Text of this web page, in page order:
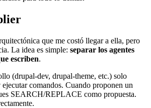
que me costó llegar a ella, pero
La idea es simple: separar los agentes
escriben.
(drupal-dev, drupal-theme, etc.) solo
comandos. Cuando proponen un
SEARCH/REPLACE como propuesta.